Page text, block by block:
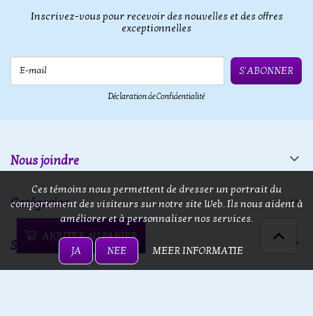
AJOUTER AU PANIER
Inscrivez-vous pour recevoir des nouvelles et des offres
exceptionnelles
S'ABONNER
Déclaration de Confidentialité
Nous joindre
Catégories
Service
Ces témoins nous permettent de dresser un portrait du
comportement des visiteurs sur notre site Web. Ils nous aident à
améliorer et à personnaliser nos services.
JA NEE MEER INFORMATIE